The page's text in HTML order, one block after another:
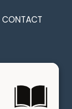
CONTACT